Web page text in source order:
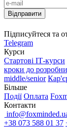
Підписуйтеся та
Telegram
Курси
Стартові IТ-курси
кроки до
middle/senior
Більше
Події Оплата
Контакти
+38 073 588 01 37